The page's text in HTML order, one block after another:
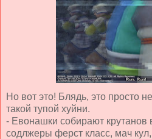
Но вот это! Блядь, это просто
такой тупой хуйни.
- Евонашки собирают крутанов
содлжеры ферст класс, мач